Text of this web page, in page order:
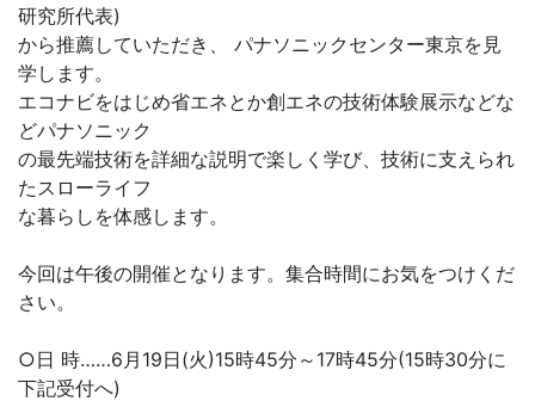
研究所代表)
から推薦していただき、 パナソニックセンター東京を見
学します。
エコナビをはじめ省エネとか創エネの技術体験展示などな
どパナソニック
の最先端技術を詳細な説明で楽しく学び、技術に支えられ
たスローライフ
な暮らしを体感します。
今回は午後の開催となります。集合時間にお気をつけくだ
さい。
○日 時……6月19日(火)15時45分～17時45分(15時30分に
下記受付へ)